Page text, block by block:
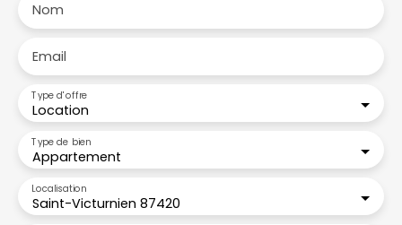
Nom
Email
Location
Type d'offre
Appartement
Type de bien
Saint-Victurnien 87420
Localisation